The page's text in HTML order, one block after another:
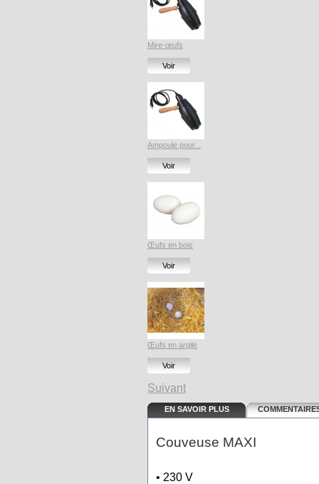
Mire-œufs
Voir
Ampoule pour...
Voir
Œufs en bois
Voir
Œufs en argile
Voir
Suivant
EN SAVOIR PLUS
Couveuse MAXI
• 230 V